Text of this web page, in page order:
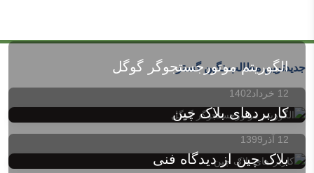
جدیدترین مطالب نگین گستر
الگوریتم موتورجستجوگر گوگل
12 خرداد1402
کاربردهای بلاک چین
12 آذر1399
بلاک چین از دیدگاه فنی